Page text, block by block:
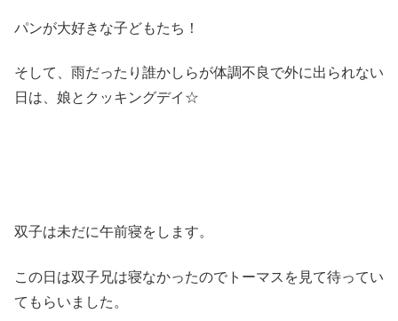
パンが大好きな子どもたち！
そして、雨だったり誰かしらが体調不良で外に出られない
日は、娘とクッキングデイ☆
双子は未だに午前寝をします。
この日は双子兄は寝なかったのでトーマスを見て待ってい
てもらいました。